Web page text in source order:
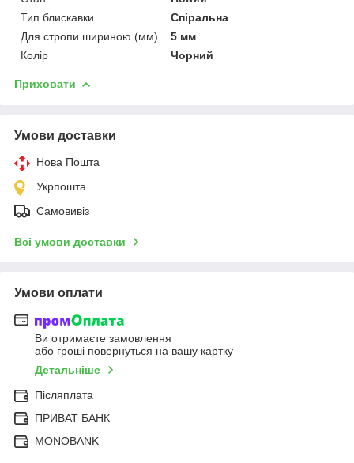
Тип блискавки
Спіральна
Для стропи шириною (мм)
5 мм
Колір
Чорний
Приховати
Умови доставки
Нова Пошта
Укрпошта
Самовивіз
Всі умови доставки
Умови оплати
Ви отримаєте замовлення
або гроші повернуться на вашу картку
Детальніше
Післяплата
ПРИВАТ БАНК
MONOBANK